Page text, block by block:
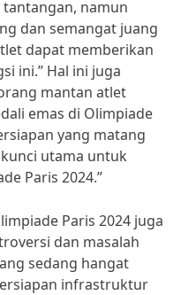
namun
dan semangat juang
dapat memberikan
ini.” Hal ini juga
mantan atlet
emas di Olimpiade
yang matang
utama untuk
Paris 2024.”
Paris 2024 juga
dan masalah
sedang hangat
infrastruktur